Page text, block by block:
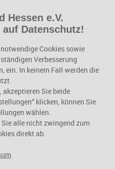
und
und
Hessen e.V.
Datenschutz!
Cookies sowie
Verbesserung
ein. In keinem Fall werden die
akzeptieren Sie beide
klicken, können Sie
wählen.
alle nicht zwingend zum
direkt ab.